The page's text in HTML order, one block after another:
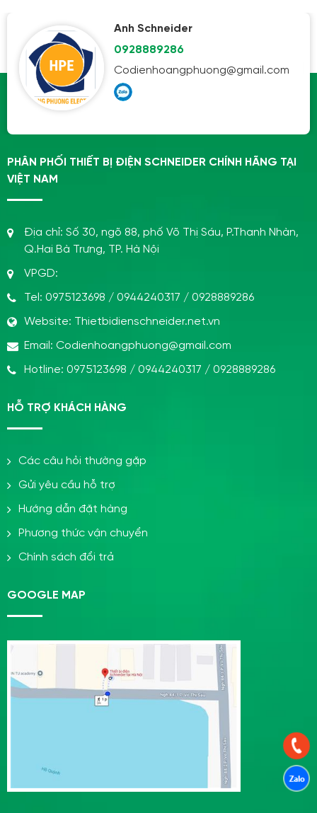
Anh Schneider
0928889286
Codienhoangphuong@gmail.com
PHÂN PHỐI THIẾT BỊ ĐIỆN SCHNEIDER CHÍNH HÃNG TẠI
VIỆT NAM
Địa chỉ: Số 30, ngõ 88, phố Võ Thị Sáu, P.Thanh Nhàn,
Q.Hai Bà Trưng, TP. Hà Nội
VPGD:
Tel: 0975123698 / 0944240317 / 0928889286
Website: Thietbidienschneider.net.vn
Email: Codienhoangphuong@gmail.com
Hotline: 0975123698 / 0944240317 / 0928889286
HỖ TRỢ KHÁCH HÀNG
Các câu hỏi thường gặp
Gửi yêu cầu hỗ trợ
Hướng dẫn đặt hàng
Phương thức vận chuyển
Chính sách đổi trả
GOOGLE MAP